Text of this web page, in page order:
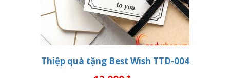
Thiệp quà tặng Best Wish TTD-004